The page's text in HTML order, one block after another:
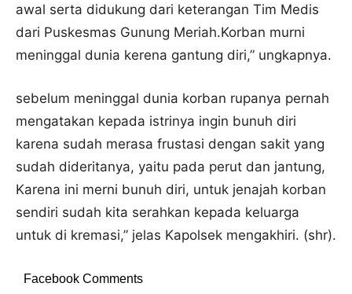
awal serta didukung dari keterangan Tim Medis
dari Puskesmas Gunung Meriah.Korban murni
meninggal dunia kerena gantung diri,” ungkapnya.
sebelum meninggal dunia korban rupanya pernah
mengatakan kepada istrinya ingin bunuh diri
karena sudah merasa frustasi dengan sakit yang
sudah dideritanya, yaitu pada perut dan jantung,
Karena ini merni bunuh diri, untuk jenajah korban
sendiri sudah kita serahkan kepada keluarga
untuk di kremasi,” jelas Kapolsek mengakhiri. (shr).
Facebook Comments